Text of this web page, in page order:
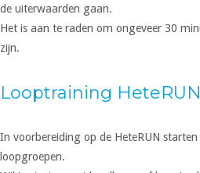
de uiterwaarden gaan.
Het is aan te raden om ongeveer 30
zijn.
Looptraining HeteRUN
In voorbereiding op de HeteRUN
loopgroepen.